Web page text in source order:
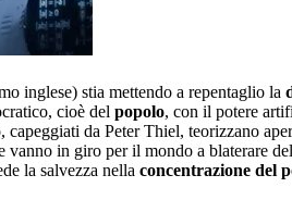
inglese) stia mettendo a repentaglio la
cioè del popolo, con il potere
da Peter Thiel, teorizzano
in giro per il mondo a blaterare
la salvezza nella concentrazione del